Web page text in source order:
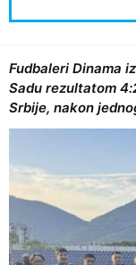
Fudbaleri Dinama
Sadu rezultatom
Srbije, nakon